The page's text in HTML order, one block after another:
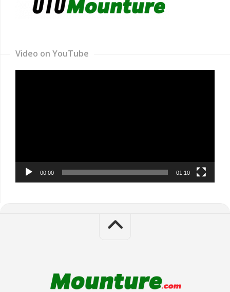
Video on YouTube
00:00 01:10